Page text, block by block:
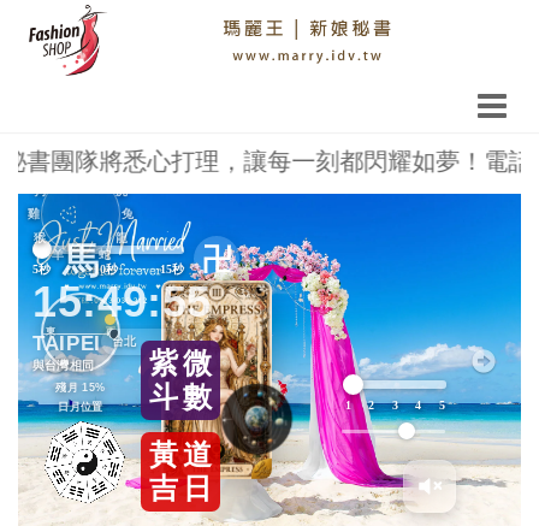
團隊將悉心打理，讓每一刻都閃耀如夢！電話
紫微
斗數
黃道
吉日
1 2 3 4 5
5秒 10秒 15秒 卍
15:49:55
TAIPEI
與台灣相同
鼠
牛
兔
龍
蛇
馬
羊
猴
雞
豬
東 西
殘月 15%
日月位置
Previous